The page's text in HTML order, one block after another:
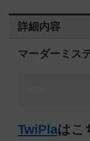
詳細内容
マーダーミス
TwiPlaはこ